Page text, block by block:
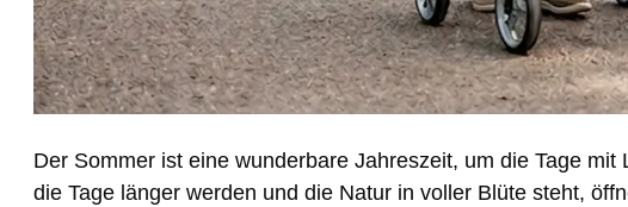
Der Sommer ist eine wunderbare Jahreszeit, um die Tage
die Tage länger werden und die Natur in voller Blüte steht,